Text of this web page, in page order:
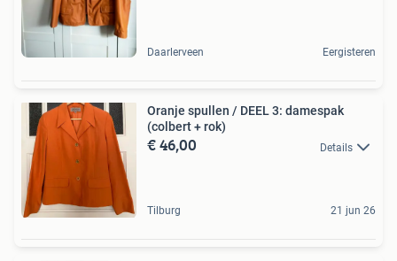
Daarlerveen Eergisteren
Oranje spullen / DEEL 3: damespak
(colbert + rok)
€ 46,00 Details
Tilburg 21 jun 26